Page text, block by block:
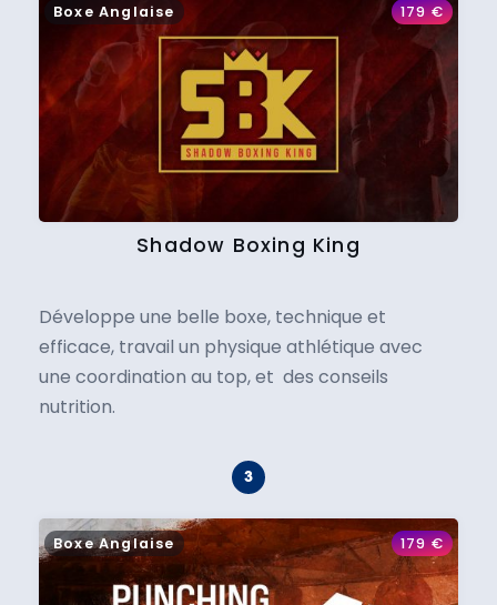
Boxe Anglaise 179€
Shadow Boxing King
Développe une belle boxe, technique et
efficace, travail un physique athlétique avec
une coordination au top, et des conseils
nutrition.
Boxe Anglaise 179€